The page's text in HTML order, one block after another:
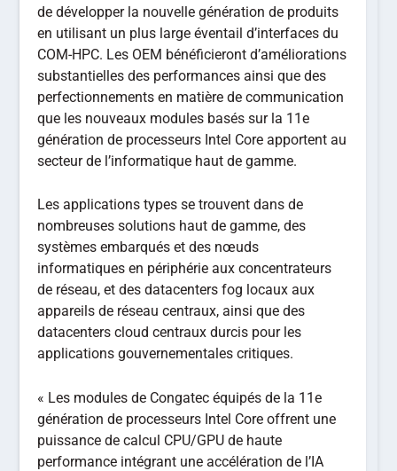
de développer la nouvelle génération de produits
en utilisant un plus large éventail d’interfaces du
COM-HPC. Les OEM bénéficieront d’améliorations
substantielles des performances ainsi que des
perfectionnements en matière de communication
que les nouveaux modules basés sur la 11e
génération de processeurs Intel Core apportent au
secteur de l’informatique haut de gamme.
Les applications types se trouvent dans de
nombreuses solutions haut de gamme, des
systèmes embarqués et des nœuds
informatiques en périphérie aux concentrateurs
de réseau, et des datacenters fog locaux aux
appareils de réseau centraux, ainsi que des
datacenters cloud centraux durcis pour les
applications gouvernementales critiques.
« Les modules de Congatec équipés de la 11e
génération de processeurs Intel Core offrent une
puissance de calcul CPU/GPU de haute
performance intégrant une accélération de l’IA